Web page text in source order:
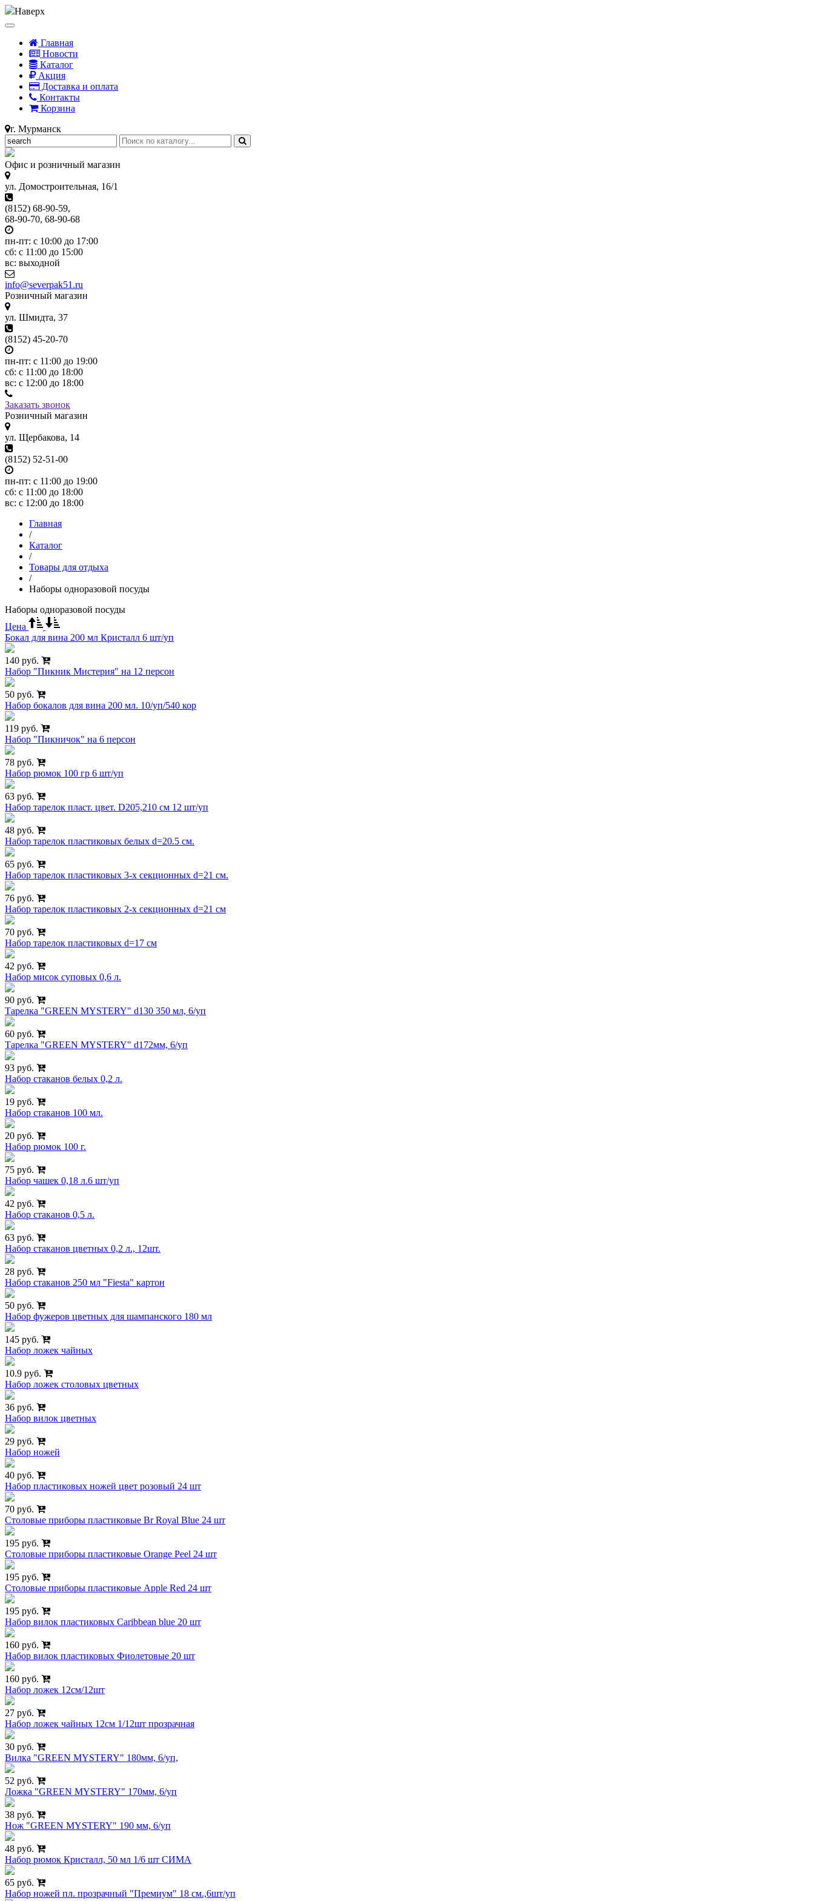
Наверх
Главная
Новости
Каталог
Акция
Доставка и оплата
Контакты
Корзина
г. Мурманск
Офис и розничный магазин
ул. Домостроительная, 16/1
(8152) 68-90-59,
68-90-70, 68-90-68
пн-пт: с 10:00 до 17:00
сб: с 11:00 до 15:00
вс: выходной
info@severpak51.ru
Розничный магазин
ул. Шмидта, 37
(8152) 45-20-70
пн-пт: с 11:00 до 19:00
сб: с 11:00 до 18:00
вс: с 12:00 до 18:00
Заказать звонок
Розничный магазин
ул. Щербакова, 14
(8152) 52-51-00
пн-пт: с 11:00 до 19:00
сб: с 11:00 до 18:00
вс: с 12:00 до 18:00
Главная
/
Каталог
/
Товары для отдыха
/
Наборы одноразовой посуды
Наборы одноразовой посуды
Цена
Бокал для вина 200 мл Кристалл 6 шт/уп
140 руб.
Набор "Пикник Мистерия" на 12 персон
50 руб.
Набор бокалов для вина 200 мл. 10/уп/540 кор
119 руб.
Набор "Пикничок" на 6 персон
78 руб.
Набор рюмок 100 гр 6 шт/уп
63 руб.
Набор тарелок пласт. цвет. D205,210 см 12 шт/уп
48 руб.
Набор тарелок пластиковых белых d=20.5 см.
65 руб.
Набор тарелок пластиковых 3-х секционных d=21 см.
76 руб.
Набор тарелок пластиковых 2-х секционных d=21 см
70 руб.
Набор тарелок пластиковых d=17 см
42 руб.
Набор мисок суповых 0,6 л.
90 руб.
Тарелка "GREEN MYSTERY" d130 350 мл, 6/уп
60 руб.
Тарелка "GREEN MYSTERY" d172мм, 6/уп
93 руб.
Набор стаканов белых 0,2 л.
19 руб.
Набор стаканов 100 мл.
20 руб.
Набор рюмок 100 г.
75 руб.
Набор чашек 0,18 л.6 шт/уп
42 руб.
Набор стаканов 0,5 л.
63 руб.
Набор стаканов цветных 0,2 л., 12шт.
28 руб.
Набор стаканов 250 мл "Fiesta" картон
50 руб.
Набор фужеров цветных для шампанского 180 мл
145 руб.
Набор ложек чайных
10.9 руб.
Набор ложек столовых цветных
36 руб.
Набор вилок цветных
29 руб.
Набор ножей
40 руб.
Набор пластиковых ножей цвет розовый 24 шт
70 руб.
Столовые приборы пластиковые Br Royal Blue 24 шт
195 руб.
Столовые приборы пластиковые Orange Peel 24 шт
195 руб.
Столовые приборы пластиковые Apple Red 24 шт
195 руб.
Набор вилок пластиковых Caribbean blue 20 шт
160 руб.
Набор вилок пластиковых Фиолетовые 20 шт
160 руб.
Набор ложек 12см/12шт
27 руб.
Набор ложек чайных 12см 1/12шт прозрачная
30 руб.
Вилка "GREEN MYSTERY" 180мм, 6/уп,
52 руб.
Ложка "GREEN MYSTERY" 170мм, 6/уп
38 руб.
Нож "GREEN MYSTERY" 190 мм, 6/уп
48 руб.
Набор рюмок Кристалл, 50 мл 1/6 шт СИМА
65 руб.
Набор ножей пл. прозрачный "Премиум" 18 см.,6шт/уп